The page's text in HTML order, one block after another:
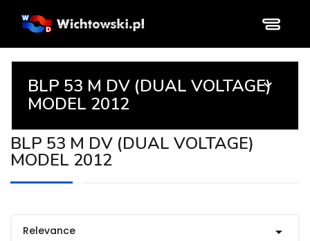
BLP 53 M DV (DUAL VOLTAGE)
MODEL 2012

BLP 53 M DV (DUAL VOLTAGE)
MODEL 2012
Relevance 